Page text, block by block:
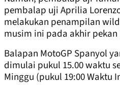
pembalap uji Aprilia
melakukan penampilan
musim ini pada akhir pekan
Balapan MotoGP Spanyol
dimulai pukul 15.00 waktu
Minggu (pukul 19:00 Waktu